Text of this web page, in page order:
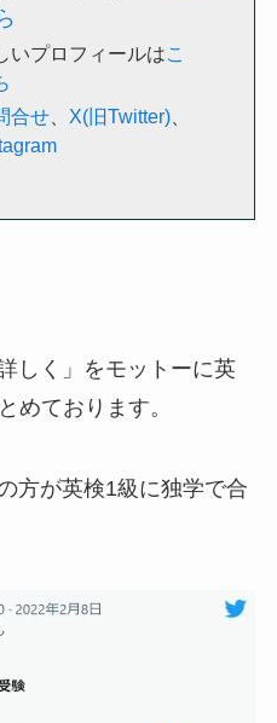
いプロフィールはこ
合せ、 X(旧Twitter)、
しく」をモットーに英
めております。
方が英検1級に独学で合